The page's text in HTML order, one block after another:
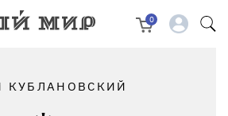
0
КУБЛАНОВСКИЙ